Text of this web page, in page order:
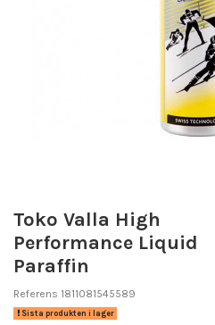
Toko Valla High
Performance Liquid
Paraffin
Referens 1811081545589
Sista produkten i lager